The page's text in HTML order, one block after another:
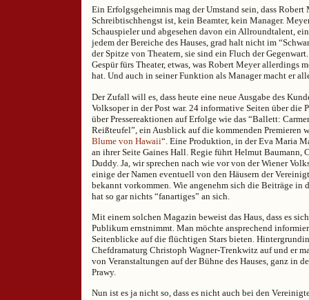
Ein Erfolgsgeheimnis mag der Umstand sein, dass Robert
Schreibtischhengst ist, kein Beamter, kein Manager.
Schauspieler und abgesehen davon ein Allroundtalent,
jedem der Bereiche des Hauses, grad halt nicht im
der Spitze von Theatern, sie sind ein Fluch der
Gespür fürs Theater, etwas, was Robert Meyer allerdings
hat. Und auch in seiner Funktion als Manager macht er
Der Zufall will es, dass heute eine neue Ausgabe des
Volksoper in der Post war. 24 informative Seiten über die
über Pressereaktionen auf Erfolge wie das “Ballett:
Reißteufel”, ein Ausblick auf die kommenden Premieren
Blume von Hawaii“. Eine Produktion, in der Eva Maria
an ihrer Seite Gaines Hall. Regie führt Helmut Baumann,
Duddy. Ja, wir sprechen nach wie vor von der Wiener
einige der Namen eventuell von den Häusern der
bekannt vorkommen. Wie angenehm sich die Beiträge in
hat so gar nichts “fanartiges” an sich.
Mit einem solchen Magazin beweist das Haus, dass es
Publikum ernstnimmt. Man möchte ansprechend
Seitenblicke auf die flüchtigen Stars bieten.
Chefdramaturg Christoph Wagner-Trenkwitz auf und er
von Veranstaltungen auf der Bühne des Hauses, ganz in
Prawy.
Nun ist es ja nicht so, dass es nicht auch bei den